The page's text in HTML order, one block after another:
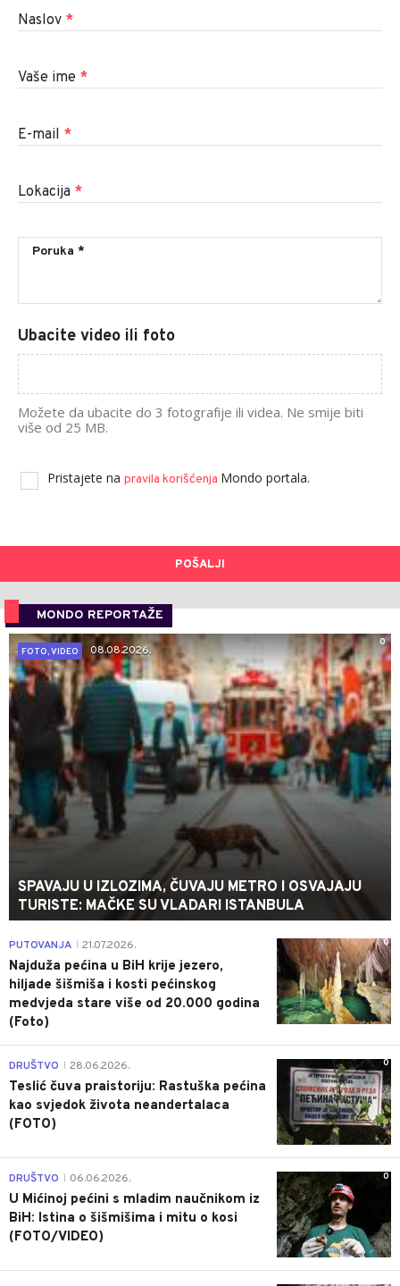
Naslov *
Vaše ime *
E-mail *
Lokacija *
Ubacite video ili foto
Možete da ubacite do 3 fotografije ili videa. Ne smije biti
više od 25 MB.
Pristajete na pravila korišćenja Mondo portala.
POŠALJI
MONDO REPORTAŽE
0
FOTO, VIDEO
08.08.2026.
SPAVAJU U IZLOZIMA, ČUVAJU METRO I OSVAJAJU
TURISTE: MAČKE SU VLADARI ISTANBULA
0
PUTOVANJA 21.07.2026.
Najduža pećina u BiH krije jezero,
hiljade šišmiša i kosti pećinskog
medvjeda stare više od 20.000 godina
(Foto)
0
DRUŠTVO 28.06.2026.
Teslić čuva praistoriju: Rastuška pećina
kao svjedok života neandertalaca
(FOTO)
0
DRUŠTVO 06.06.2026.
U Mićinoj pećini s mladim naučnikom iz
BiH: Istina o šišmišima i mitu o kosi
(FOTO/VIDEO)